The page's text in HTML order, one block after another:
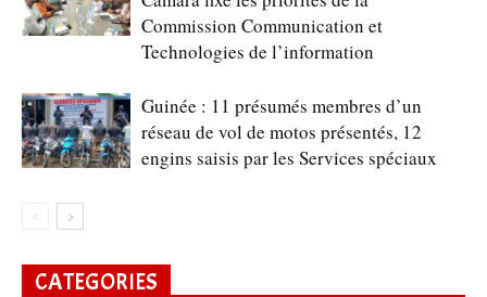
Commission Communication et
Technologies de l’information
Guinée : 11 présumés membres d’un
réseau de vol de motos présentés, 12
engins saisis par les Services spéciaux
CATEGORIES